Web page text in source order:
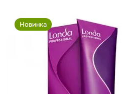
Новинка